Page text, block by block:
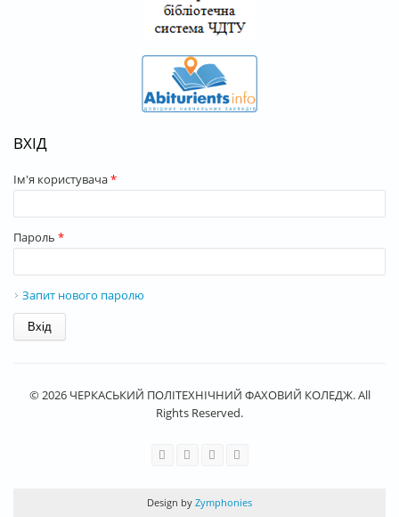
ВХІД
Ім'я користувача*
Пароль *
Запит нового паролю
© 2026 ЧЕРКАСЬКИЙ ПОЛІТЕХНІЧНИЙ ФАХОВИЙ КОЛЕДЖ. All
Rights Reserved.
Design by Zymphonies